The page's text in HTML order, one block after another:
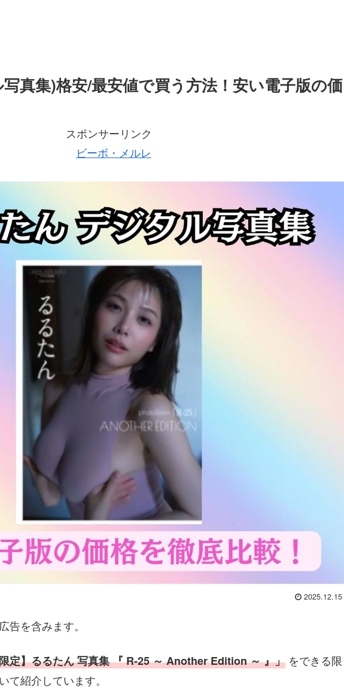
真集)格安/最安値で買う方法！安い電子版の価
スポンサーリンク
2025.12.15
告を含みます。
定】るるたん 写真集 『 R-25 ～ Another Edition ～ 』」 をできる限
て紹介しています。